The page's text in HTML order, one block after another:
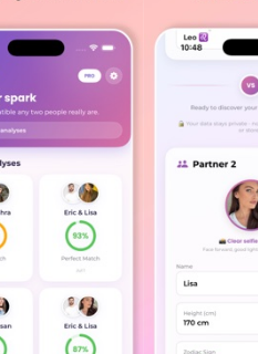
la découverte de nouvelles
: - Algorithme d'IA
- Analyse
alimentée par
linguistique et
sur les données :
relationnel
de
base par jour -
PREMIUM
basées sur l'IA -